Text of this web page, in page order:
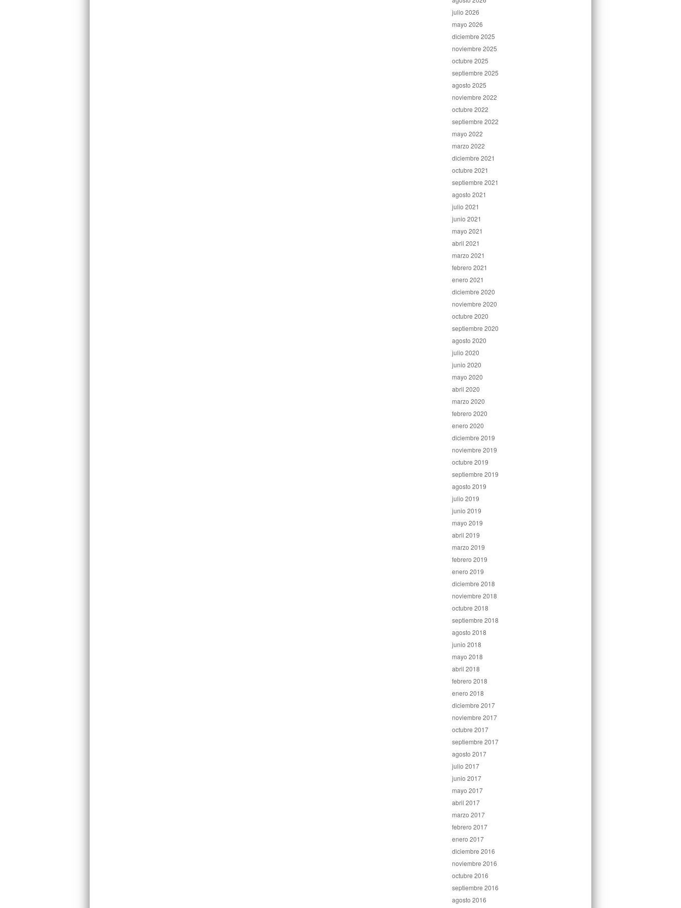
julio 2026
mayo 2026
diciembre 2025
noviembre 2025
octubre 2025
septiembre 2025
agosto 2025
noviembre 2022
octubre 2022
septiembre 2022
mayo 2022
marzo 2022
diciembre 2021
octubre 2021
septiembre 2021
agosto 2021
julio 2021
junio 2021
mayo 2021
abril 2021
marzo 2021
febrero 2021
enero 2021
diciembre 2020
noviembre 2020
octubre 2020
septiembre 2020
agosto 2020
julio 2020
junio 2020
mayo 2020
abril 2020
marzo 2020
febrero 2020
enero 2020
diciembre 2019
noviembre 2019
octubre 2019
septiembre 2019
agosto 2019
julio 2019
junio 2019
mayo 2019
abril 2019
marzo 2019
febrero 2019
enero 2019
diciembre 2018
noviembre 2018
octubre 2018
septiembre 2018
agosto 2018
junio 2018
mayo 2018
abril 2018
febrero 2018
enero 2018
diciembre 2017
noviembre 2017
octubre 2017
septiembre 2017
agosto 2017
julio 2017
junio 2017
mayo 2017
abril 2017
marzo 2017
febrero 2017
enero 2017
diciembre 2016
noviembre 2016
octubre 2016
septiembre 2016
agosto 2016